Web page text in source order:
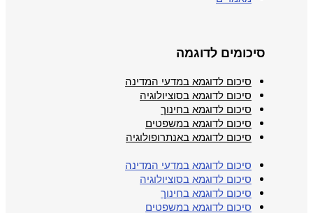
סיכומים לדוגמה
סיכום לדוגמא במדעי המדינה
סיכום לדוגמא בסוציולוגיה
סיכום לדוגמא בחינוך
סיכום לדוגמא במשפטים
סיכום לדוגמא באנתרופולוגיה
סיכום לדוגמא במדעי המדינה
סיכום לדוגמא בסוציולוגיה
סיכום לדוגמא בחינוך
סיכום לדוגמא במשפטים